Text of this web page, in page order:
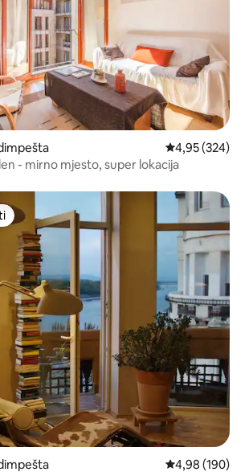
Prosječna
4,95 (324)
- mirno mjesto, super lokacija
s oznakom „Odabrali gosti”
Prosječna
4,98 (190)